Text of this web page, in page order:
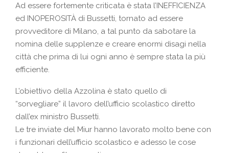
Ad essere fortemente criticata è stata l’INEFFICIENZA
ed INOPEROSITÀ di Bussetti, tornato ad essere
provveditore di Milano, a tal punto da sabotare la
nomina delle supplenze e creare enormi disagi nella
città che prima di lui ogni anno è sempre stata la più
efficiente.
L’obiettivo della Azzolina è stato quello di
“sorvegliare” il lavoro dell’ufficio scolastico diretto
dall’ex ministro Bussetti.
Le tre inviate del Miur hanno lavorato molto bene con
i funzionari dell’ufficio scolastico e adesso le cose